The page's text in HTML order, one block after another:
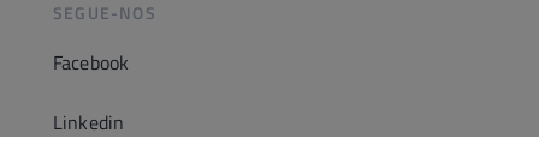
SEGUE-NOS
Facebook
Linkedin